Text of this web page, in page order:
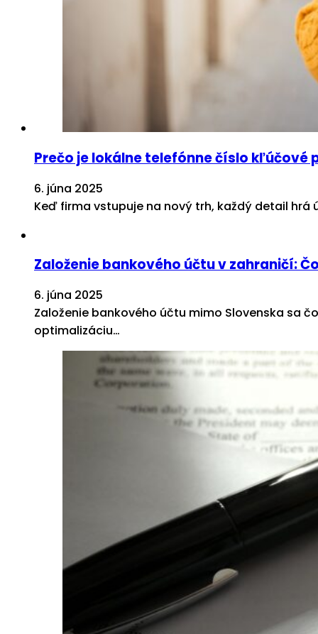
Prečo je lokálne telefónne číslo kľúčové
6. júna 2025
Keď firma vstupuje na nový trh, každý detail
Založenie bankového účtu v zahraničí:
6. júna 2025
Založenie bankového účtu mimo Slovenska sa
optimalizáciu…